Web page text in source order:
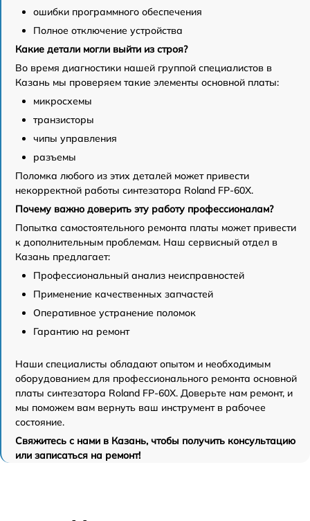
ошибки программного обеспечения
Полное отключение устройства
Какие детали могли выйти из строя?
Во время диагностики нашей группой специалистов в
Казань мы проверяем такие элементы основной платы:
микросхемы
транзисторы
чипы управления
разъемы
Поломка любого из этих деталей может привести
некорректной работы синтезатора Roland FP-60X.
Почему важно доверить эту работу профессионалам?
Попытка самостоятельного ремонта платы может привести
к дополнительным проблемам. Наш сервисный отдел в
Казань предлагает:
Профессиональный анализ неисправностей
Применение качественных запчастей
Оперативное устранение поломок
Гарантию на ремонт
Наши специалисты обладают опытом и необходимым
оборудованием для профессионального ремонта основной
платы синтезатора Roland FP-60X. Доверьте нам ремонт, и
мы поможем вам вернуть ваш инструмент в рабочее
состояние.
Свяжитесь с нами в Казань, чтобы получить консультацию
или записаться на ремонт!